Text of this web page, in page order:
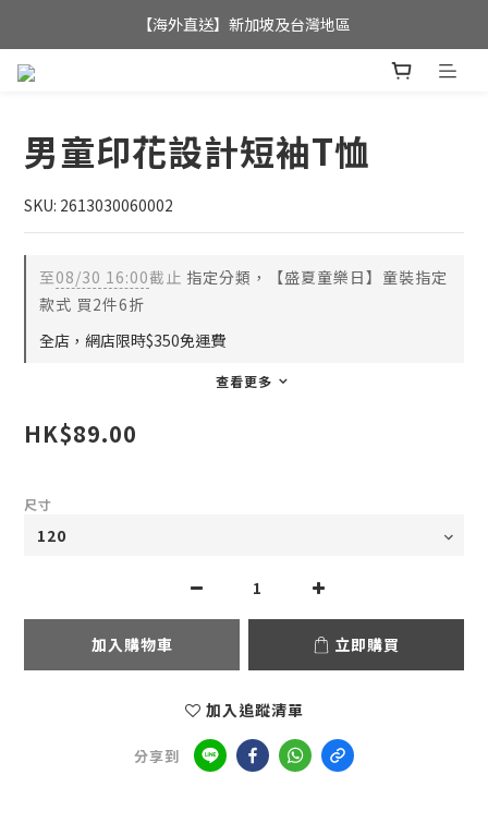
全店滿$350，即可享港澳地區免運費;
【海外直送】新加坡及台灣地區
男童印花設計短袖T恤
SKU: 2613030060002
至08/30 16:00截止 指定分類，【盛夏童樂日】童裝指定
款式 買2件6折
全店，網店限時$350免運費
查看更多
HK$89.00
尺寸
加入購物車 立即購買
加入追蹤清單
分享到